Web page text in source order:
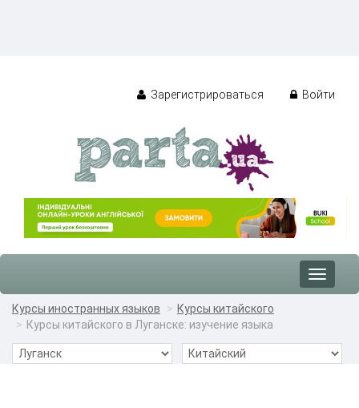
Зарегистрироваться Войти
Toggle
Курсы иностранных языков
Курсы китайского
Курсы китайского в Луганске: изучение языка